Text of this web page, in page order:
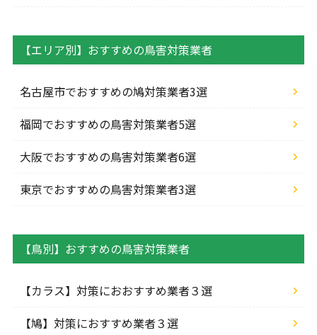
【エリア別】おすすめの鳥害対策業者
名古屋市でおすすめの鳩対策業者3選
福岡でおすすめの鳥害対策業者5選
大阪でおすすめの鳥害対策業者6選
東京でおすすめの鳥害対策業者3選
【鳥別】おすすめの鳥害対策業者
【カラス】対策におおすすめ業者３選
【鳩】対策におすすめ業者３選